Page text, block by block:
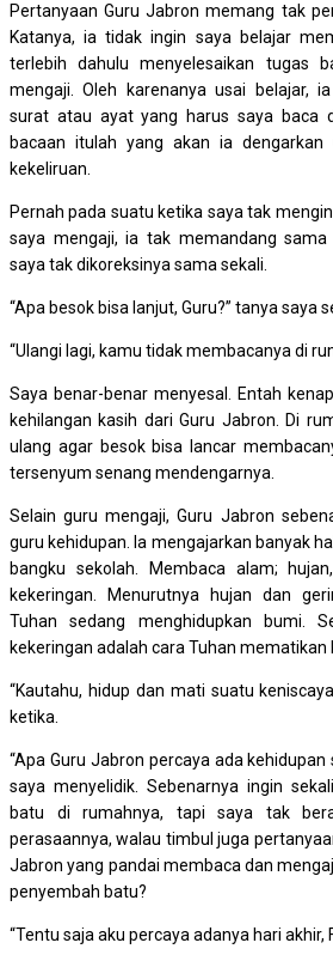
Pertanyaan Guru Jabron memang tak
Katanya, ia tidak ingin saya belajar
terlebih dahulu menyelesaikan tugas
mengaji. Oleh karenanya usai belajar,
surat atau ayat yang harus saya baca
bacaan itulah yang akan ia
kekeliruan.
Pernah pada suatu ketika saya tak
saya mengaji, ia tak memandang sama
saya tak dikoreksinya sama sekali.
“Apa besok bisa lanjut, Guru?” tanya saya
“Ulangi lagi, kamu tidak membacanya di
Saya benar-benar menyesal. Entah
kehilangan kasih dari Guru Jabron. Di
ulang agar besok bisa lancar
tersenyum senang mendengarnya.
Selain guru mengaji, Guru Jabron
guru kehidupan. Ia mengajarkan banyak
bangku sekolah. Membaca alam;
kekeringan. Menurutnya hujan dan
Tuhan sedang menghidupkan bumi.
kekeringan adalah cara Tuhan mematikan
“Kautahu, hidup dan mati suatu
ketika.
“Apa Guru Jabron percaya ada
saya menyelidik. Sebenarnya ingin
batu di rumahnya, tapi saya tak
perasaannya, walau timbul juga
Jabron yang pandai membaca dan
penyembah batu?
“Tentu saja aku percaya adanya hari akhir,